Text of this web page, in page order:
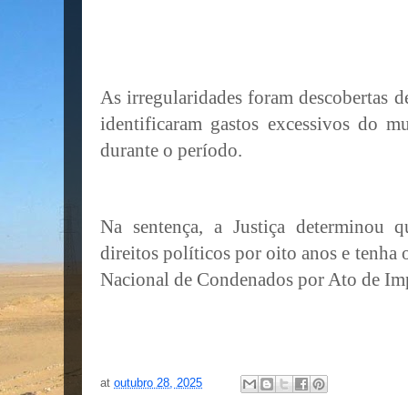
As irregularidades foram descobertas
identificaram gastos excessivos do
durante o período.
Na sentença, a Justiça determinou
direitos políticos por oito anos e tenha
Nacional de Condenados por Ato de
at outubro 28, 2025